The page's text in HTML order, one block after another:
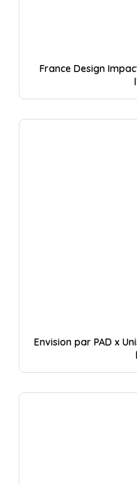
France Design
Envision par PAD x